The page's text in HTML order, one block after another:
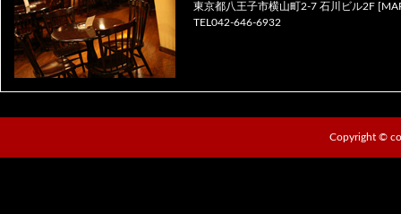
東京都八王子市横山町2-7 石川ビル2F [
TEL042-646-6932
Copyright ©